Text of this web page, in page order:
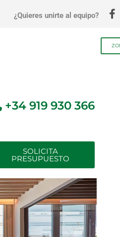
¿Quieres unirte al equipo?
+34 919 930 366
SOLICITA
PRESUPUESTO